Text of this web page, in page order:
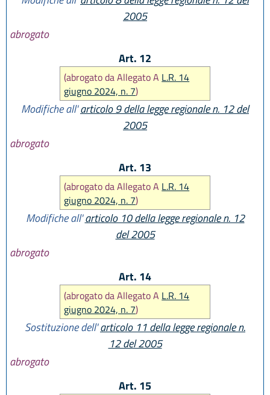
2005
abrogato
Art. 12
(abrogato da Allegato A L.R. 14
giugno 2024, n. 7)
Modifiche all'articolo 9 della legge regionale n. 12 del
2005
abrogato
Art. 13
(abrogato da Allegato A L.R. 14
giugno 2024, n. 7)
Modifiche all'articolo 10 della legge regionale n. 12
del 2005
abrogato
Art. 14
(abrogato da Allegato A L.R. 14
giugno 2024, n. 7)
Sostituzione dell'articolo 11 della legge regionale n.
12 del 2005
abrogato
Art. 15